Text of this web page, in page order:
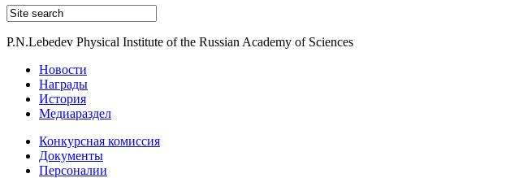
P.N.Lebedev Physical Institute of the Russian Academy of Sciences
Новости
Награды
История
Медиараздел
Конкурсная комиссия
Документы
Персоналии